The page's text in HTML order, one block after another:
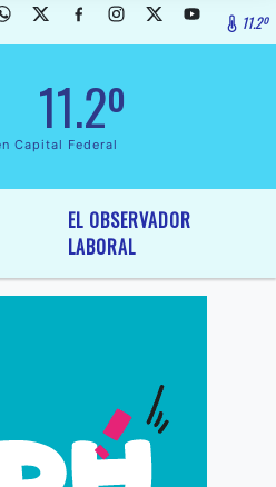
Ordenanza NÂº 6236/19 del 11.2º
11.2º
Capital Federal
EL OBSERVADOR
LABORAL